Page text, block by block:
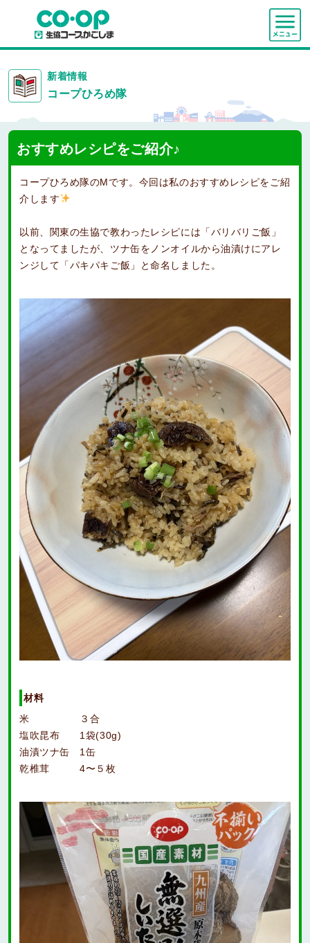
新着情報
コープひろめ隊
おすすめレシピをご紹介♪
コープひろめ隊のMです。今回は私のおすすめレシピをご紹
介します
以前、関東の生協で教わったレシピには「バリバリご飯」
となってましたが、ツナ缶をノンオイルから油漬けにアレ
ンジして「パキパキご飯」と命名しました。
材料
米 ３合
塩吹昆布 1袋(30g)
油漬ツナ缶 1缶
乾椎茸 4〜５枚